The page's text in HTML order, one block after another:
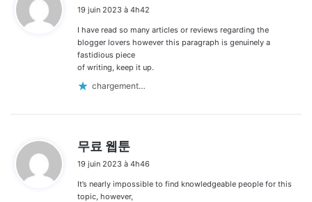
:
19 juin 2023 à 4h42
I have read so many articles or reviews regarding the
blogger lovers however this paragraph is genuinely a
fastidious piece
of writing, keep it up.
chargement…
무료 웹툰
t
:
19 juin 2023 à 4h46
It’s nearly impossible to find knowledgeable people for this
topic, however,